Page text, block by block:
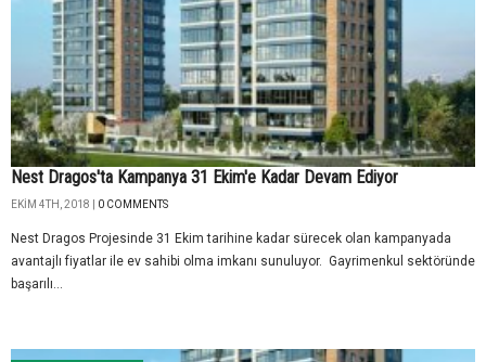
Nest Dragos'ta Kampanya 31 Ekim'e Kadar Devam Ediyor
EKIM 4TH, 2018 | 0 COMMENTS
Nest Dragos Projesinde 31 Ekim tarihine kadar sürecek olan kampanyada
avantajlı fiyatlar ile ev sahibi olma imkanı sunuluyor. Gayrimenkul sektöründe
başarılı...